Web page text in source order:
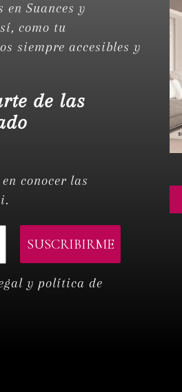
en Suances y
como tu
siempre accesibles y
de las
conocer las
y política de